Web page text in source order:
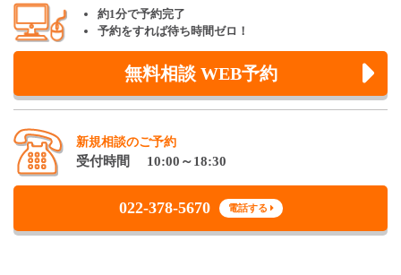
約1分で予約完了
予約をすれば待ち時間ゼロ！
無料相談 WEB予約
新規相談のご予約
受付時間 10:00～18:30
022-378-5670 電話する